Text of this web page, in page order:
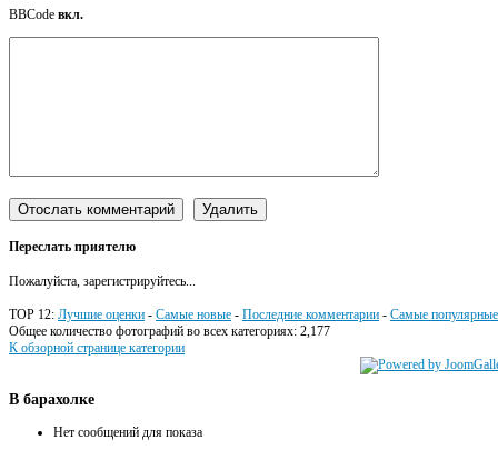
BBCode вкл.
Переслать приятелю
Пожалуйста, зарегистрируйтесь...
TOP 12: Лучшие оценки - Самые новые - Последние комментарии - Самые популярные
Общее количество фотографий во всех категориях: 2,177
К обзорной странице категории
В барахолке
Нет сообщений для показа